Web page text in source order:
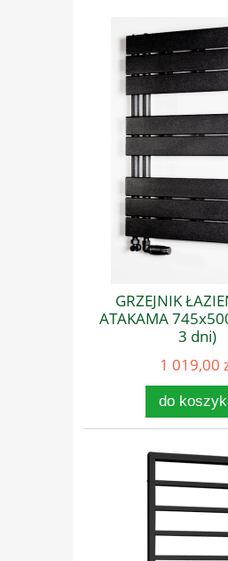
GRZEJNIK
ATAKAMA
3 dni)
1 019,00
do